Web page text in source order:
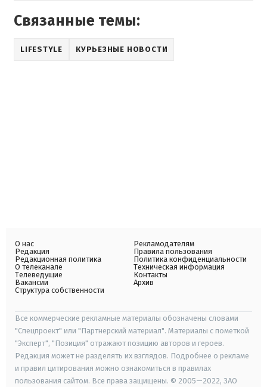
Связанные темы:
LIFESTYLE КУРЬЕЗНЫЕ НОВОСТИ
О нас
Редакция
Редакционная политика
О телеканале
Телеведущие
Вакансии
Структура собственности
Рекламодателям
Правила пользования
Политика конфиденциальности
Техническая информация
Контакты
Архив
Все коммерческие рекламные материалы обозначены словами
"Спецпроект" или "Партнерский материал". Материалы с пометкой
"Эксперт", "Позиция" отражают позицию авторов и героев.
Редакция может не разделять их взглядов. Подробнее о рекламе
и правил цитирования можно ознакомиться в правилах
пользования сайтом. Все права защищены. © 2005—2022, ЗАО